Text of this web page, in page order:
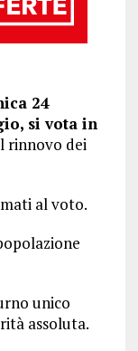
24
si vota in
rinnovo dei
al voto.
unico
assoluta.